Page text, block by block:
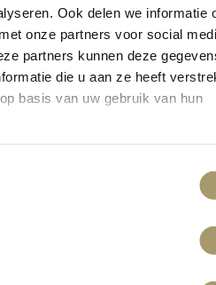
Ook delen we informatie
onze partners voor social
partners kunnen deze
die u aan ze heeft
basis van uw gebruik van hun
Onze winkel wordt momenteel
online komen!